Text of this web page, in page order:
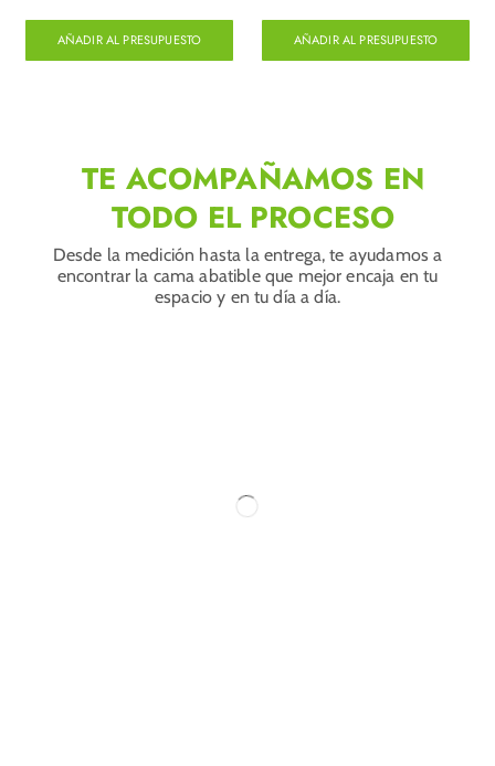
AÑADIR AL PRESUPUESTO AÑADIR AL PRESUPUESTO
TE ACOMPAÑAMOS EN
TODO EL PROCESO
Desde la medición hasta la entrega, te ayudamos a
encontrar la cama abatible que mejor encaja en tu
espacio y en tu día a día.